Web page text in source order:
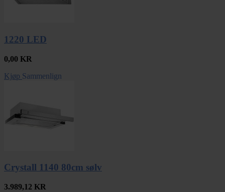
1220 LED
0,00 KR
Kjøp Sammenlign
Crystall 1140 80cm sølv
3.989,12 KR